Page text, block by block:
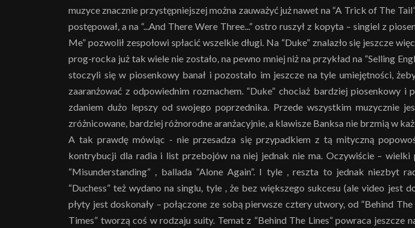
muzyce znacznie przystępniejszej można zauważyć już nawet na “A Trick of The
postępował, a na “...And There Were Three...” ostro ruszył z kopyta – singiel z
Me” pozwolił zespołowi spłacić wszelkie długi. Na “Duke” znalazło się jeszcze
prog-rocka już tak wiele nie zostało, na pewno mniej niż na przykład na “Selling
stoczyli się w piosenkowy banał i pozostało im jeszcze na tyle umiejętności,
zaaranżować z odpowiednim rozmachem. “Duke” chociaż bardziej piosenkowy i
zdaniem dużo lepszy od swojego poprzednika. Przede wszystkim muzycznie
zróżnicowane, bardziej różnorodne aranżacyjnie, a klawisze Banksa nie brzmią w
A tak prawdę mówiąc - nie przesadza się przypadkiem z tą mityczną
kontrybucji dla radia i list przebojów na niej jednak nie ma. Oczywiście – wielki
“Misunderstanding” , ballada “Alone Again”. I tyle , reszta to jednak niezbyt
“Duchess” też wydano na singlu, tyle , że bez większego sukcesu (ale video jest
płyty jest doskonały – połączone ze sobą pierwsze cztery utwory, od “Behind
Times” tworzą coś w rodzaju suity. Temat z “Behind The Lines” powraca jeszcze na